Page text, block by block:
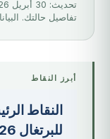
تفاصيل حالتك.
أبرز النقاط
النقاط
للبرتغال 2026